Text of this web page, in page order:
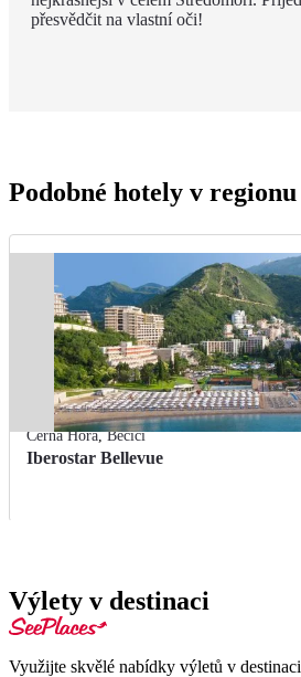
přesvědčit na vlastní oči!
Podobné hotely v regionu
Černá Hora,Bečići
Iberostar Bellevue
Výlety v destinaci
Využijte skvělé nabídky výletů v